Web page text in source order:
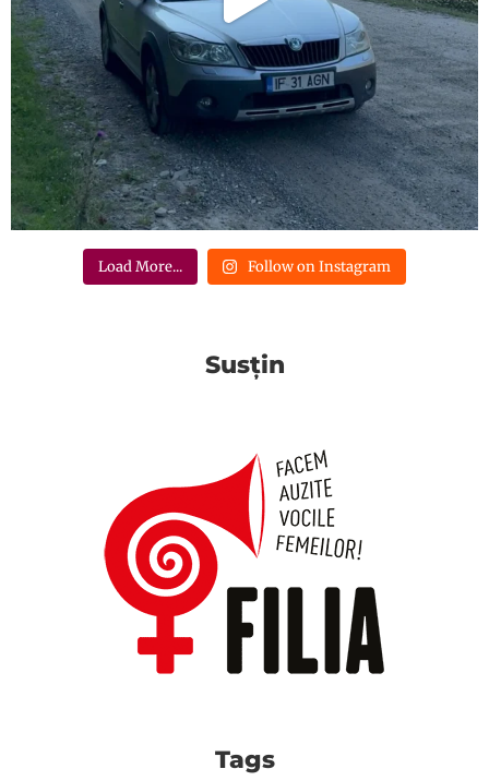
Load More... Follow on Instagram
Susțin
Tags